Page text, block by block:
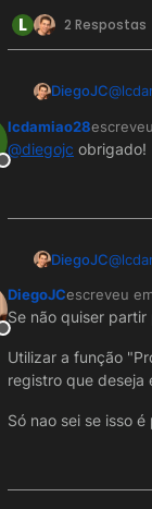
L 2 Respostas
DiegoJC@
Você
Um
Offline
lcdamiao28
última
@diegojc obrigado!
DiegoJC@
Você
Um
Offline
DiegoJCescreveu
última
Se não quiser
Utilizar a função
registro que deseja
Só nao sei se isso